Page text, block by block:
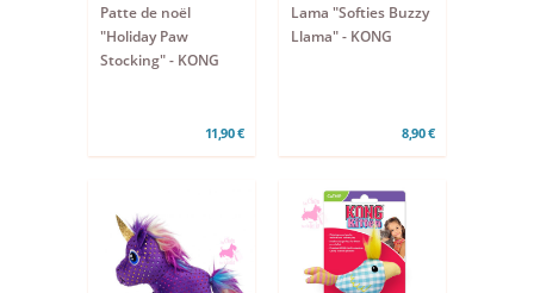
Patte de noël
"Holiday Paw
Stocking" - KONG
11,90 €
Lama "Softies Buzzy
Llama" - KONG
8,90 €